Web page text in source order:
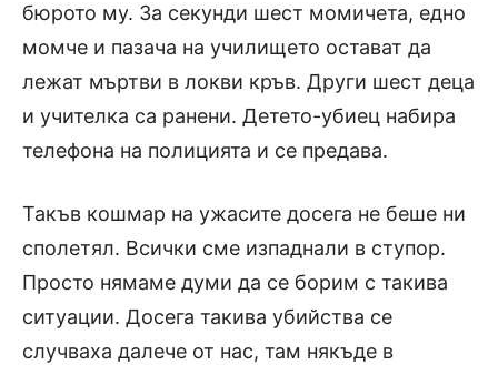
бюрото му. За секунди шест момичета, едно
момче и пазача на училището остават да
лежат мъртви в локви кръв. Други шест деца
и учителка са ранени. Детето-убиец набира
телефона на полицията и се предава.
Такъв кошмар на ужасите досега не беше ни
сполетял. Всички сме изпаднали в ступор.
Просто нямаме думи да се борим с такива
ситуации. Досега такива убийства се
случваха далече от нас, там някъде в